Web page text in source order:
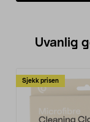
Uvanlig
Sjekk prisen